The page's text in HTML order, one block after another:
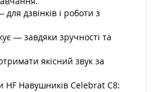
дзвінків і роботи з
— завдяки зручності та
якісний звук за
HF Навушників Celebrat C8: